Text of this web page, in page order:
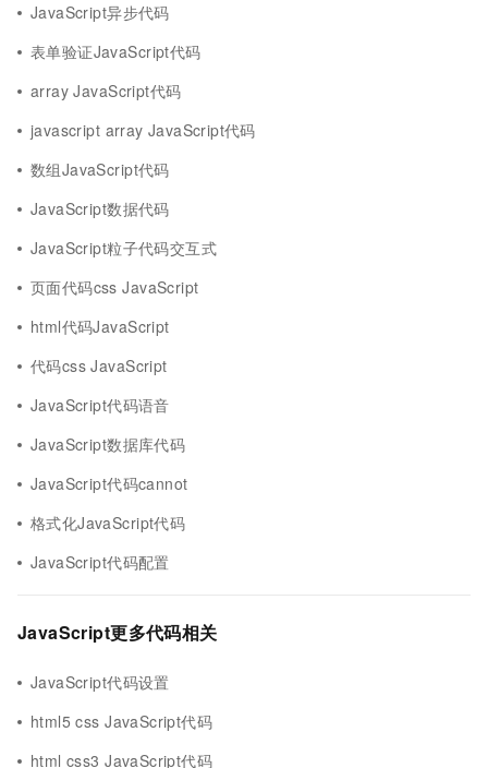
JavaScript异步代码
表单验证JavaScript代码
array JavaScript代码
javascript array JavaScript代码
数组JavaScript代码
JavaScript数据代码
JavaScript粒子代码交互式
页面代码css JavaScript
html代码JavaScript
代码css JavaScript
JavaScript代码语音
JavaScript数据库代码
JavaScript代码cannot
格式化JavaScript代码
JavaScript代码配置
JavaScript更多代码相关
JavaScript代码设置
html5 css JavaScript代码
html css3 JavaScript代码